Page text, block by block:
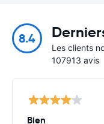
8.4
Les clients
107913 avis
Bien